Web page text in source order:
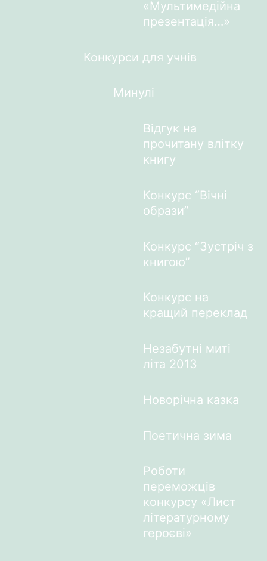
«Мультимедійна
презентація…»
Конкурси для учнів
Минулі
Відгук на
прочитану влітку
книгу
Конкурс “Вічні
образи”
Конкурс “Зустріч з
книгою”
Конкурс на
кращий переклад
Незабутні миті
літа 2013
Новорічна казка
Поетична зима
Роботи
переможців
конкурсу «Лист
літературному
героєві»